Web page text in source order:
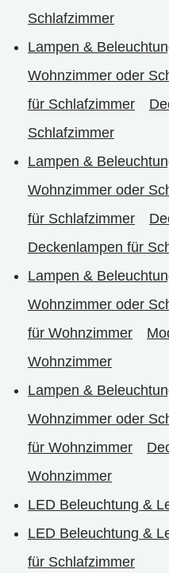
Schlafzimmer
Lampen &
Wohnzimmer oder
für Schlafzimmer
Schlafzimmer
Lampen &
Wohnzimmer oder
für Schlafzimmer
Deckenlampen für
Lampen &
Wohnzimmer oder
für Wohnzimmer
Wohnzimmer
Lampen &
Wohnzimmer oder
für Wohnzimmer
Wohnzimmer
LED Beleuchtung &
LED Beleuchtung &
für Schlafzimmer